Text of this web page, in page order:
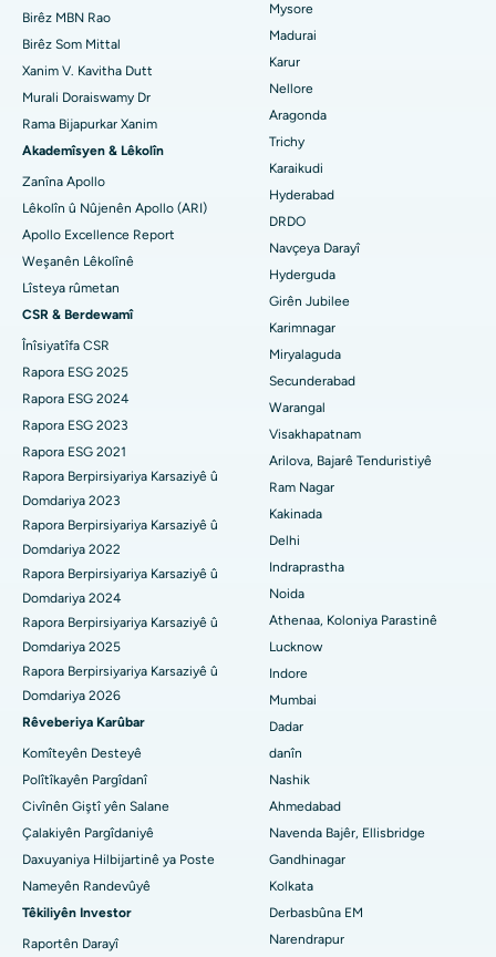
Psîkolog Bibîne
Cerrahê Giştî Bibîne
Nexweşxaneya herî baş li Bannerghatta Road, Bangalore
Nexweşxaneya herî baş li Yekîneya-15, Bhubaneswar
Nexweşxaneya herî baş li Seepat Road, Bilaspur
Nexweşxaneya herî baş li Ellisbridge, Ahmedabad
Nexweşxaneya herî baş li New Delhiyê
Nexweşxaneya herî baş li DRDO, Hyderabad
Nexweşxaneya herî baş li GS Road, Guwahati
Nexweşxaneya herî baş li Hyderguda, Hyderabad
Nexweşxaneya herî baş li Vijay Nagar, Indore
Nexweşxaneya herî baş li Suryaraopeta Main Road, Kakinada
Nexweşxaneya herî baş li Rêya Circular a Canal, Kolkata
Nexweşxaneya herî baş li CBD Belapur, Navi Mumbai
Nexweşxaneya herî baş li Panchavati, Nashik
Nexweşxaneya herî baş li secunderabad, Hyderabad
Nexweşxaneya çêtirîn li Seshadripuram, Bangalore
Nexweşxaneya herî baş li Waltair Main Road, Visakhapatnam
Nexweşxaneya çêtirîn li Subhash Nagar Road, Karimnagar
Nexweşxaneya çêtirîn li Managari, Karaikudi
Nexweşxaneya herî baş li Arepally, Warangal
Nexweşxaneya herî baş li Arera Colony, Bhopal
Nexweşxaneya çêtirîn li Jayanagar, Bangalore
Nexweşxaneya herî baş li KK Nagar, Madurai
Embolîzasyona Artery Uterine
Emeliyata Penceşêrê Sîngê
Brachytherapy
Kolonyoscopy
Polypotomy
Stîlasyona Mejî ya Kûr
Diyalîza Peritoneal
Biopsiya gurçikê
Surgery Cytoreductive
Guhertina Tevahî ya Çokê ya Seramîk
ERCP
Birêz MBN Rao
Birêz Som Mittal
Xanim V. Kavitha Dutt
Murali Doraiswamy Dr
Rama Bijapurkar Xanim
Akademîsyen & Lêkolîn
Zanîna Apollo
Lêkolîn û Nûjenên Apollo (ARI)
Apollo Excellence Report
Weşanên Lêkolînê
Lîsteya rûmetan
CSR & Berdewamî
Înîsiyatîfa CSR
Rapora ESG 2025
Rapora ESG 2024
Rapora ESG 2023
Rapora ESG 2021
Rapora Berpirsiyariya Karsaziyê û
Domdariya 2023
Rapora Berpirsiyariya Karsaziyê û
Domdariya 2022
Rapora Berpirsiyariya Karsaziyê û
Domdariya 2024
Rapora Berpirsiyariya Karsaziyê û
Domdariya 2025
Rapora Berpirsiyariya Karsaziyê û
Domdariya 2026
Rêveberiya Karûbar
Komîteyên Desteyê
Polîtîkayên Pargîdanî
Civînên Giştî yên Salane
Çalakiyên Pargîdaniyê
Daxuyaniya Hilbijartinê ya Poste
Nameyên Randevûyê
Têkiliyên Investor
Raportên Darayî
Mysore
Madurai
Karur
Nellore
Aragonda
Trichy
Karaikudi
Hyderabad
DRDO
Navçeya Darayî
Hyderguda
Girên Jubilee
Karimnagar
Miryalaguda
Secunderabad
Warangal
Visakhapatnam
Arilova, Bajarê Tenduristiyê
Ram Nagar
Kakinada
Delhi
Indraprastha
Noida
Athenaa, Koloniya Parastinê
Lucknow
Indore
Mumbai
Dadar
danîn
Nashik
Ahmedabad
Navenda Bajêr, Ellisbridge
Gandhinagar
Kolkata
Derbasbûna EM
Narendrapur